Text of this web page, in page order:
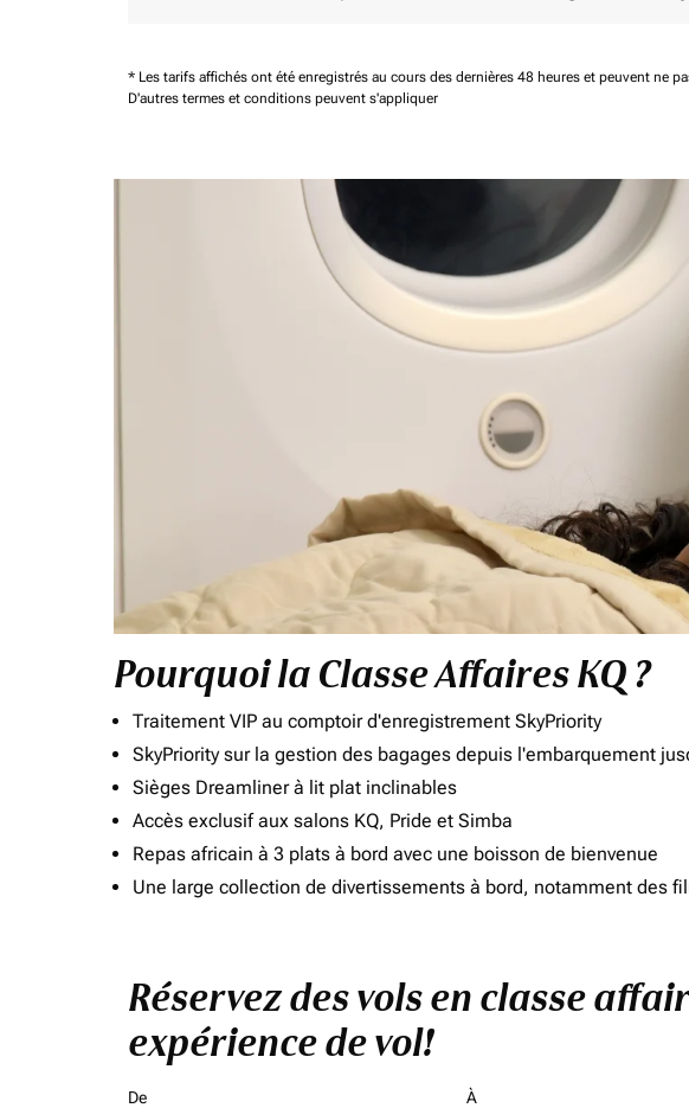
* Les tarifs affichés ont été enregistrés au cours des dernières 48 heures et peuvent ne
D'autres termes et conditions peuvent s'appliquer
Pourquoi la Classe Affaires KQ ?
Traitement VIP au comptoir d'enregistrement SkyPriority
SkyPriority sur la gestion des bagages depuis l'embarquement
Sièges Dreamliner à lit plat inclinables
Accès exclusif aux salons KQ, Pride et Simba
Repas africain à 3 plats à bord avec une boisson de bienvenue
Une large collection de divertissements à bord, notamment des
Réservez des vols en classe
expérience de vol!
De À